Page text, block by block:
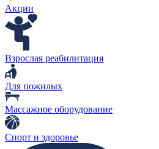
Акции
Взрослая реабилитация
Для пожилых
Массажное оборудование
Спорт и здоровье